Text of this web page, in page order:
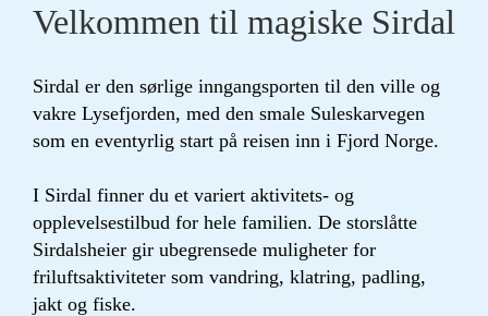
Velkommen til magiske Sirdal
Sirdal er den sørlige inngangsporten til den ville og
vakre Lysefjorden, med den smale Suleskarvegen
som en eventyrlig start på reisen inn i Fjord Norge.
I Sirdal finner du et variert aktivitets- og
opplevelsestilbud for hele familien. De storslåtte
Sirdalsheier gir ubegrensede muligheter for
friluftsaktiviteter som vandring, klatring, padling,
jakt og fiske.